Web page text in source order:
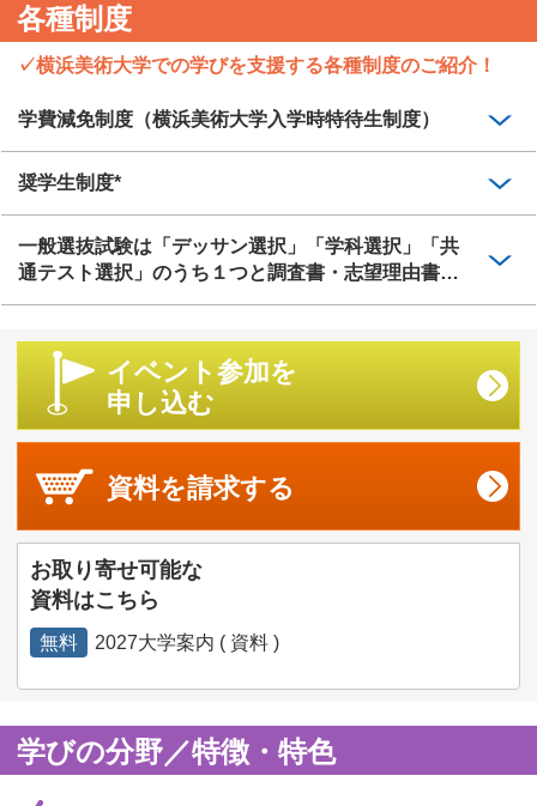
各種制度
✓横浜美術大学での学びを支援する各種制度のご紹介！
学費減免制度（横浜美術大学入学時特待生制度）
奨学生制度*
一般選抜試験は「デッサン選択」「学科選択」「共
通テスト選択」のうち１つと調査書・志望理由書で
イベント参加を
申し込む
資料を請求する
お取り寄せ可能な
資料はこちら
無料 2027大学案内 ( 資料 )
学びの分野／特徴・特色